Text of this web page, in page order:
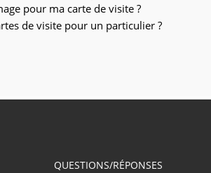
pour ma carte de visite ?
de visite pour un particulier ?
QUESTIONS/RÉPONSES